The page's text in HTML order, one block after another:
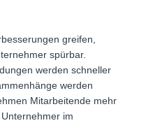
greifen,
spürbar.
werden schneller
werden
Mitarbeitende mehr
im